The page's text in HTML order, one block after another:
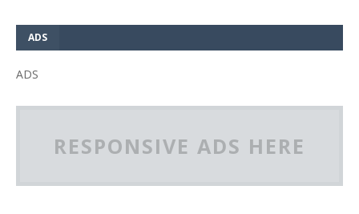
ADS
ADS
RESPONSIVE ADS HERE